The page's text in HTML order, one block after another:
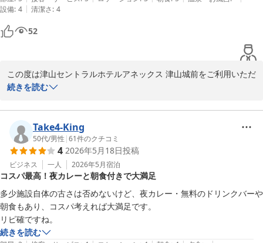
津山セントラルホテルアネックス津山城前
フロント　平岡
【連泊限定】【駐車場無料】お得！客室清掃不要プラン★朝食無料
バイキング＆ハッピーアワー大好評
2026-06-11
足いただけるサービスの提供に努めてまいります。
また津山へお越しの際は、ぜひご利用くださいませ。
カレー（※数量限定）、すき焼き丼・親子丼・牛丼・中華丼の4種
（※丼はお1人様1種類のみ）を
夜7時から9時までご提供しております。
また、ドリンクサーバー（ソフトドリンクやアルコール割り対応）
16時から24時までご利用いただけます。
ミニラーメン、スープ各種、紅茶、コーヒーなどもご用意しており
ます。
どうぞご滞在中にご利用くださいませ。
さらに、客室にはスマートテレビを導入しており、
YouTubeなどのネット動画もお楽しみいただけます。
設備: 4 | 清潔さ: 4
52
この度は津山セントラルホテルアネックス 津山城前をご利用いただ
き、誠にありがとうございます。
フロントスタッフの対応につきましてお褒めのお言葉を頂戴し、大
変嬉しく存じます。
スタッフ一同にとって大きな励みになります。
また、ドリンクサービスにつきましてもご満足いただけたとのこ
と、嬉しく拝読いたしました。
ソフトドリンクだけでなく、アルコール類も含めて気軽にお楽しみ
いただけるサービスとして、多くのお客様にご好評をいただいてお
ります。
続きを読む
Take4-King
50代/男性 |61件のクチコミ
4 2026年5月18日投稿
ビジネス 一人 2026年5月宿泊
コスパ最高！夜カレーと朝食付きで大満足
多少施設自体の古さは否めないけど、夜カレー・無料のドリンクバーや
朝食もあり、コスパ考えれば大満足です。
続きを読む